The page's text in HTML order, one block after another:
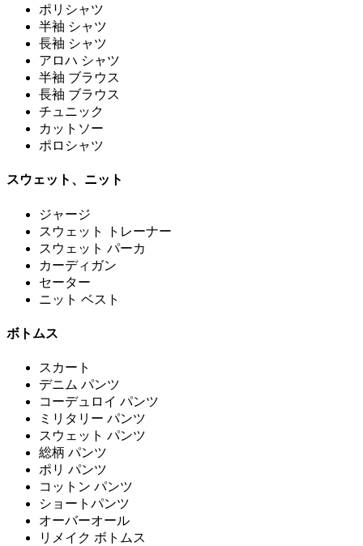
ポリシャツ
半袖 シャツ
長袖 シャツ
アロハ シャツ
半袖 ブラウス
長袖 ブラウス
チュニック
カットソー
ポロシャツ
スウェット、ニット
ジャージ
スウェット トレーナー
スウェット パーカ
カーディガン
セーター
ニット ベスト
ボトムス
スカート
デニム パンツ
コーデュロイ パンツ
ミリタリー パンツ
スウェット パンツ
総柄 パンツ
ポリ パンツ
コットン パンツ
ショートパンツ
オーバーオール
リメイク ボトムス